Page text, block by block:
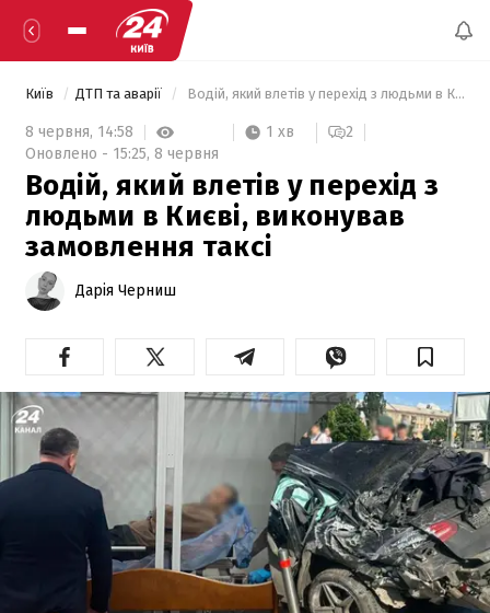
Київ ДТП та аварії Водій, який влетів у перехід з людьми в Києві, виконував замовлення таксі
8 червня, 14:58 1 хв
2
Оновлено - 15:25, 8 червня
Водій, який влетів у перехід з
людьми в Києві, виконував
замовлення таксі
Дарія Черниш